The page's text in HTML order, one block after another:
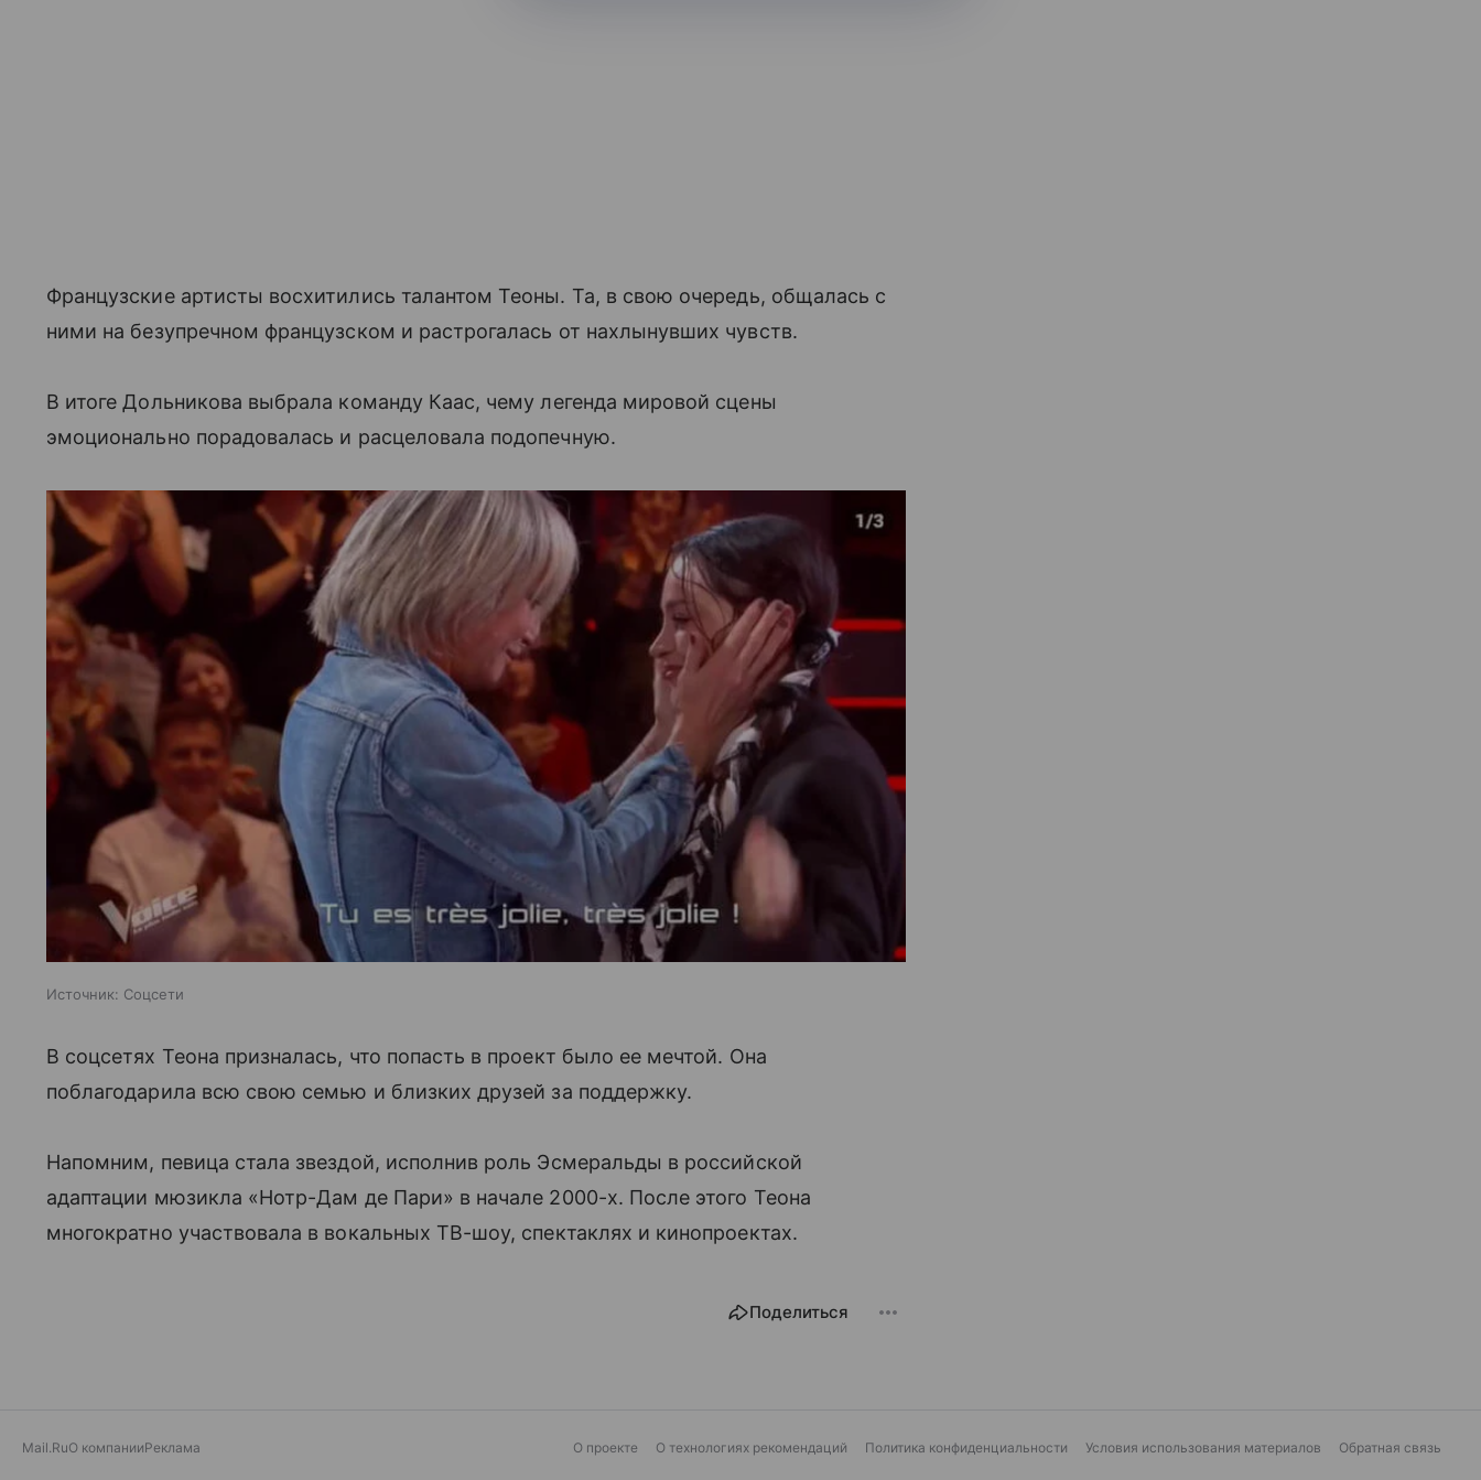
Французские артисты восхитились талантом Теоны. Та, в свою очередь, общалась с
ними на безупречном французском и растрогалась от нахлынувших чувств.
В итоге Дольникова выбрала команду Каас, чему легенда мировой сцены
эмоционально порадовалась и расцеловала подопечную.
Источник: Соцсети
В соцсетях Теона призналась, что попасть в проект было ее мечтой. Она
поблагодарила всю свою семью и близких друзей за поддержку.
Напомним, певица стала звездой, исполнив роль Эсмеральды в российской
адаптации мюзикла «Нотр-Дам де Пари» в начале 2000-х. После этого Теона
многократно участвовала в вокальных ТВ-шоу, спектаклях и кинопроектах.
Поделиться
Mail.RuО компанииРеклама О проекте О технологиях рекомендаций Политика конфиденциальности Условия использования материалов Обратная связь